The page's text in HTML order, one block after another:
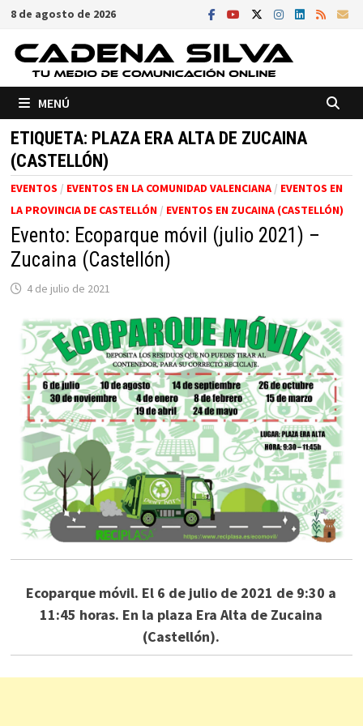
Saltar
contenido
8 de agosto de 2026
MENÚ
ETIQUETA: PLAZA ERA ALTA DE ZUCAINA
(CASTELLÓN)
EVENTOS / EVENTOS EN LA COMUNIDAD VALENCIANA/ EVENTOS EN
LA PROVINCIA DE CASTELLÓN/ EVENTOS EN ZUCAINA (CASTELLÓN)
Evento: Ecoparque móvil (julio 2021) –
Zucaina (Castellón)
4 de julio de 2021
Ecoparque móvil. El 6 de julio de 2021 de 9:30 a
11:45 horas. En la plaza Era Alta de Zucaina
(Castellón).